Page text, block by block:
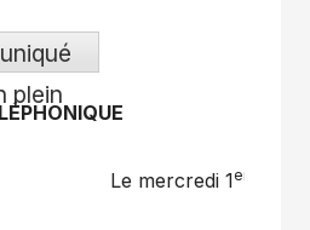
plein
: Le mercredi 1er